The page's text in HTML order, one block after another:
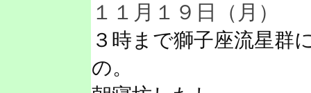
１１月１９日（月）
３時まで獅子座流星群
の。